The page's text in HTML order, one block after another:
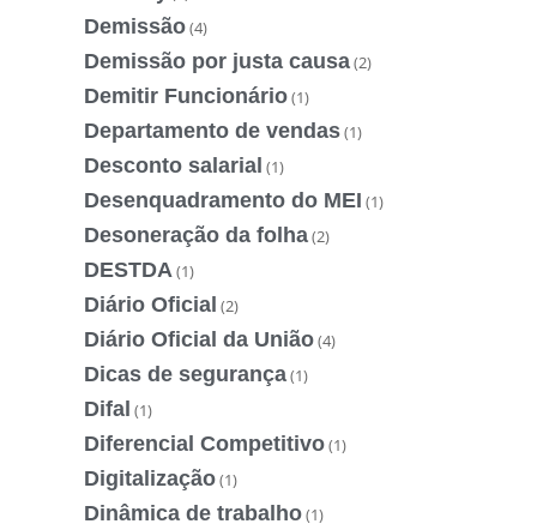
Demissão(4)
Demissão por justa causa(2)
Demitir Funcionário(1)
Departamento de vendas(1)
Desconto salarial (1)
Desenquadramento do MEI (1)
Desoneração da folha(2)
DESTDA (1)
Diário Oficial (2)
Diário Oficial da União(4)
Dicas de segurança(1)
Difal (1)
Diferencial Competitivo(1)
Digitalização(1)
Dinâmica de trabalho(1)